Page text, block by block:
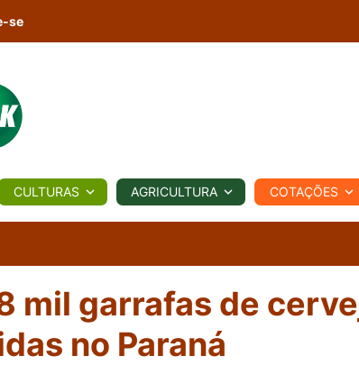
COTAÇÕES NOTÍCIAS AGROTEMPO REGIONAL
Eventos
e
Vídeos
se
CULTURAS AGRICULTURA COTAÇÕES
mil garrafas de
no Paraná